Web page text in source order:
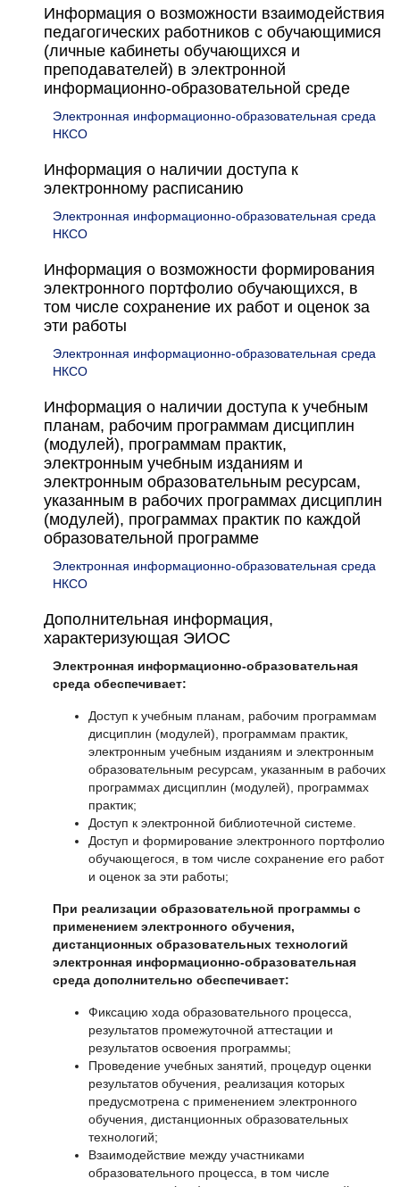
Информация о возможности взаимодействия
педагогических работников с обучающимися
(личные кабинеты обучающихся и
преподавателей) в электронной
информационно-образовательной среде
Электронная информационно-образовательная среда
НКСО
Информация о наличии доступа к
электронному расписанию
Электронная информационно-образовательная среда
НКСО
Информация о возможности формирования
электронного портфолио обучающихся, в
том числе сохранение их работ и оценок за
эти работы
Электронная информационно-образовательная среда
НКСО
Информация о наличии доступа к учебным
планам, рабочим программам дисциплин
(модулей), программам практик,
электронным учебным изданиям и
электронным образовательным ресурсам,
указанным в рабочих программах дисциплин
(модулей), программах практик по каждой
образовательной программе
Электронная информационно-образовательная среда
НКСО
Дополнительная информация,
характеризующая ЭИОС
Электронная информационно-образовательная
среда обеспечивает:
Доступ к учебным планам, рабочим программам
дисциплин (модулей), программам практик,
электронным учебным изданиям и электронным
образовательным ресурсам, указанным в рабочих
программах дисциплин (модулей), программах
практик;
Доступ к электронной библиотечной системе.
Доступ и формирование электронного портфолио
обучающегося, в том числе сохранение его работ
и оценок за эти работы;
При реализации образовательной программы с
применением электронного обучения,
дистанционных образовательных технологий
электронная информационно-образовательная
среда дополнительно обеспечивает:
Фиксацию хода образовательного процесса,
результатов промежуточной аттестации и
результатов освоения программы;
Проведение учебных занятий, процедур оценки
результатов обучения, реализация которых
предусмотрена с применением электронного
обучения, дистанционных образовательных
технологий;
Взаимодействие между участниками
образовательного процесса, в том числе